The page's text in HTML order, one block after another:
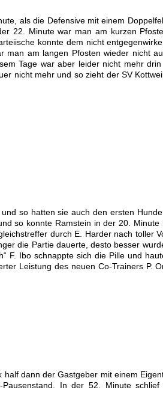
als die Defensive mit einem
22. Minute war man am kurzen
konnte dem nicht
man am langen Pfosten wieder nicht
Tage war aber leider nicht mehr
nicht mehr und so zieht der SV
so hatten sie auch den ersten
so konnte Ramstein in der 20.
durch E. Harder nach toller
die Partie dauerte, desto besser
F. Ibo schnappte sich die Pille und
Leistung des neuen Co-Trainers P.
dann der Gastgeber mit einem
In der 52. Minute